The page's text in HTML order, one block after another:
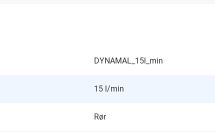
DYNAMAL_15l_min
15 l/min
Rør